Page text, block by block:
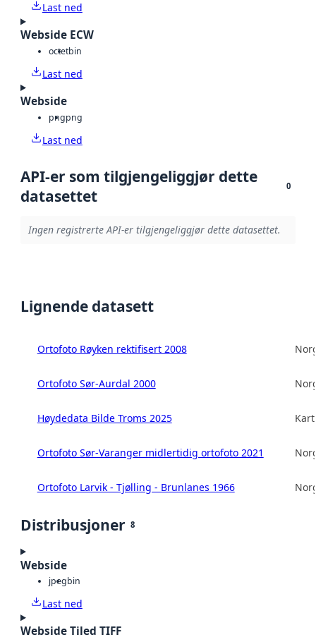
Last ned
Webside ECW
octetbin
Last ned
Webside
pngpng
Last ned
API-er som tilgjengeliggjør dette
datasettet
0
Ingen registrerte API-er tilgjengeliggjør dette datasettet.
Lignende datasett
Ortofoto Røyken rektifisert 2008
Ortofoto Sør-Aurdal 2000
Høydedata Bilde Troms 2025
Ortofoto Sør-Varanger midlertidig ortofoto 2021
Ortofoto Larvik - Tjølling - Brunlanes 1966
Distribusjoner 8
Webside
jpegbin
Last ned
Webside Tiled TIFF